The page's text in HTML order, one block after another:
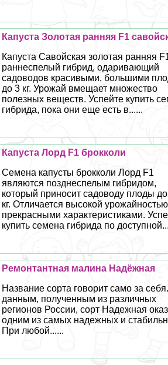
Капуста Золотая ранняя F1
Капуста Савойская золотая ранняя
раннеспелый гибрид, одаривающий
садоводов красивыми, большими
до 3 кг. Урожай вмещает множество
полезных веществ. Успейте купить
гибрида, пока они еще есть в......
Капуста Лорд F1 брокколи
Семена капусты брокколи Лорд F1
являются позднеспелым гибридом,
который приносит садоводу плоды
кг. Отличается высокой
прекрасными хаpaктеристиками.
купить семена гибрида по
Ремонтантная малина Надёжная
Название сорта говорит само за
данным, полученным из различных
регионов России, сорт Надежная
одним из самых надежных и
При любой......